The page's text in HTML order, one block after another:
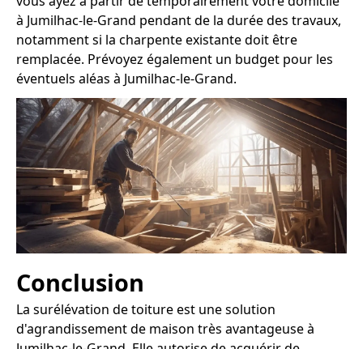
à Jumilhac-le-Grand pendant de la durée des travaux,
notamment si la charpente existante doit être
remplacée. Prévoyez également un budget pour les
éventuels aléas à Jumilhac-le-Grand.
Conclusion
La surélévation de toiture est une solution
d'agrandissement de maison très avantageuse à